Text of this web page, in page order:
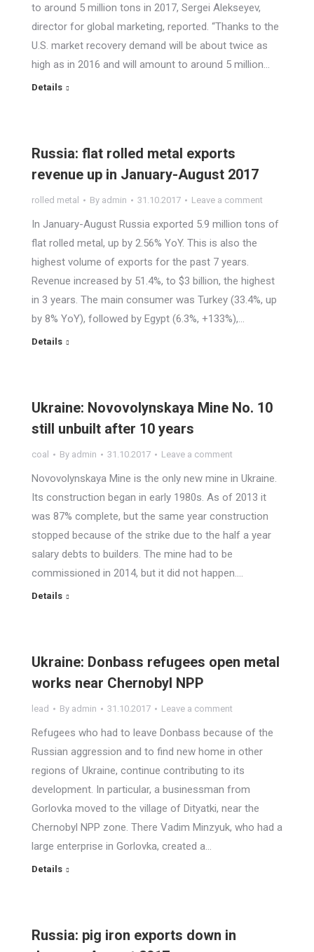
to around 5 million tons in 2017, Sergei Alekseyev,
director for global marketing, reported. “Thanks to the
U.S. market recovery demand will be about twice as
high as in 2016 and will amount to around 5 million…
Details
Russia: flat rolled metal exports
revenue up in January-August 2017
rolled metal By admin 31.10.2017 Leave a comment
In January-August Russia exported 5.9 million tons of
flat rolled metal, up by 2.56% YoY. This is also the
highest volume of exports for the past 7 years.
Revenue increased by 51.4%, to $3 billion, the highest
in 3 years. The main consumer was Turkey (33.4%, up
by 8% YoY), followed by Egypt (6.3%, +133%),…
Details
Ukraine: Novovolynskaya Mine No. 10
still unbuilt after 10 years
coal By admin 31.10.2017 Leave a comment
Novovolynskaya Mine is the only new mine in Ukraine.
Its construction began in early 1980s. As of 2013 it
was 87% complete, but the same year construction
stopped because of the strike due to the half a year
salary debts to builders. The mine had to be
commissioned in 2014, but it did not happen.…
Details
Ukraine: Donbass refugees open metal
works near Chernobyl NPP
lead By admin 31.10.2017 Leave a comment
Refugees who had to leave Donbass because of the
Russian aggression and to find new home in other
regions of Ukraine, continue contributing to its
development. In particular, a businessman from
Gorlovka moved to the village of Dityatki, near the
Chernobyl NPP zone. There Vadim Minzyuk, who had a
large enterprise in Gorlovka, created a…
Details
Russia: pig iron exports down in